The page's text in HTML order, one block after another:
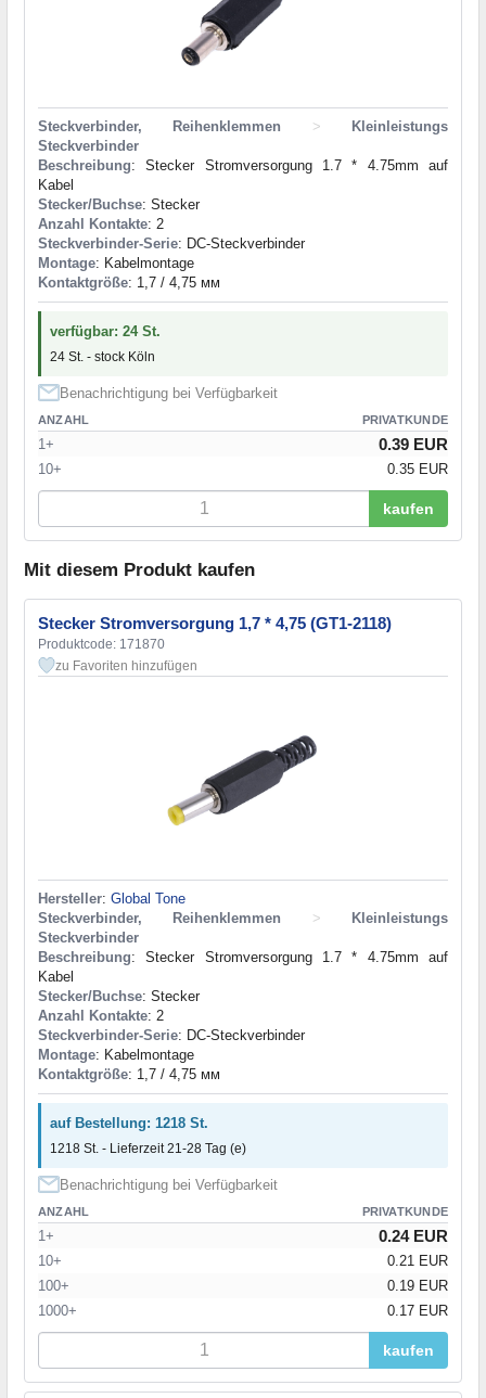
Steckverbinder, Reihenklemmen >
Kleinleistungs
Steckverbinder
Beschreibung: Stecker Stromversorgung 1.7 * 4.75mm auf
Kabel
Stecker/Buchse: Stecker
Anzahl Kontakte: 2
Steckverbinder-Serie: DC-Steckverbinder
Montage: Kabelmontage
Kontaktgröße: 1,7 / 4,75 мм
verfügbar: 24 St.
24 St. - stock Köln
Benachrichtigung bei Verfügbarkeit
ANZAHL PRIVATKUNDE
1+ 0.39 EUR
10+ 0.35 EUR
kaufen
Mit diesem Produkt kaufen
Stecker Stromversorgung 1,7 * 4,75 (GT1-2118)
Produktcode: 171870
zu Favoriten hinzufügen
Hersteller: Global Tone
Steckverbinder, Reihenklemmen
>
Kleinleistungs
Steckverbinder
Beschreibung: Stecker Stromversorgung 1.7 * 4.75mm auf
Kabel
Stecker/Buchse: Stecker
Anzahl Kontakte: 2
Steckverbinder-Serie: DC-Steckverbinder
Montage: Kabelmontage
Kontaktgröße: 1,7 / 4,75 мм
auf Bestellung: 1218 St.
1218 St. - Lieferzeit 21-28 Tag (e)
Benachrichtigung bei Verfügbarkeit
ANZAHL PRIVATKUNDE
1+ 0.24 EUR
10+
0.21 EUR
100+
0.19 EUR
1000+
0.17 EUR
kaufen